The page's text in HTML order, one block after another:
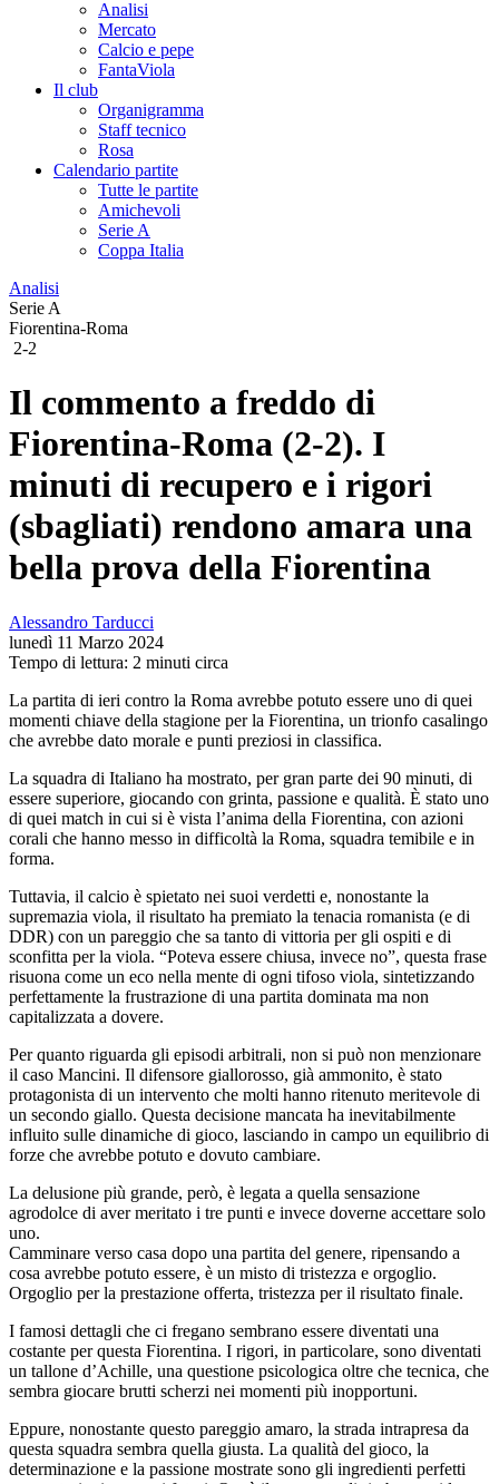
Analisi
Mercato
Calcio e pepe
FantaViola
Il club
Organigramma
Staff tecnico
Rosa
Calendario partite
Tutte le partite
Amichevoli
Serie A
Coppa Italia
Analisi
Serie A
Fiorentina-Roma
2-2
Il commento a freddo di
Fiorentina-Roma (2-2). I
minuti di recupero e i rigori
(sbagliati) rendono amara una
bella prova della Fiorentina
Alessandro Tarducci
lunedì 11 Marzo 2024
Tempo di lettura: 2 minuti circa
La partita di ieri contro la Roma avrebbe potuto essere uno di quei
momenti chiave della stagione per la Fiorentina, un trionfo casalingo
che avrebbe dato morale e punti preziosi in classifica.
La squadra di Italiano ha mostrato, per gran parte dei 90 minuti, di
essere superiore, giocando con grinta, passione e qualità. È stato uno
di quei match in cui si è vista l’anima della Fiorentina, con azioni
corali che hanno messo in difficoltà la Roma, squadra temibile e in
forma.
Tuttavia, il calcio è spietato nei suoi verdetti e, nonostante la
supremazia viola, il risultato ha premiato la tenacia romanista (e di
DDR) con un pareggio che sa tanto di vittoria per gli ospiti e di
sconfitta per la viola. “Poteva essere chiusa, invece no”, questa frase
risuona come un eco nella mente di ogni tifoso viola, sintetizzando
perfettamente la frustrazione di una partita dominata ma non
capitalizzata a dovere.
Per quanto riguarda gli episodi arbitrali, non si può non menzionare
il caso Mancini. Il difensore giallorosso, già ammonito, è stato
protagonista di un intervento che molti hanno ritenuto meritevole di
un secondo giallo. Questa decisione mancata ha inevitabilmente
influito sulle dinamiche di gioco, lasciando in campo un equilibrio di
forze che avrebbe potuto e dovuto cambiare.
La delusione più grande, però, è legata a quella sensazione
agrodolce di aver meritato i tre punti e invece doverne accettare solo
uno.
Camminare verso casa dopo una partita del genere, ripensando a
cosa avrebbe potuto essere, è un misto di tristezza e orgoglio.
Orgoglio per la prestazione offerta, tristezza per il risultato finale.
I famosi dettagli che ci fregano sembrano essere diventati una
costante per questa Fiorentina. I rigori, in particolare, sono diventati
un tallone d’Achille, una questione psicologica oltre che tecnica, che
sembra giocare brutti scherzi nei momenti più inopportuni.
Eppure, nonostante questo pareggio amaro, la strada intrapresa da
questa squadra sembra quella giusta. La qualità del gioco, la
determinazione e la passione mostrate sono gli ingredienti perfetti